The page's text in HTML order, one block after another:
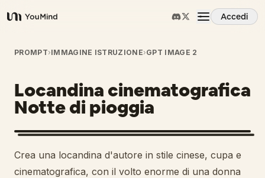
YouMind
Accedi
Panoramica
Casi d'uso
Abilità
Prompt
PROMPT›IMMAGINE ISTRUZIONE›GPT IMAGE 2
Locandina cinematografica
Notte di pioggia
Crea una locandina d'autore in stile cinese, cupa e
cinematografica, con il volto enorme di una donna